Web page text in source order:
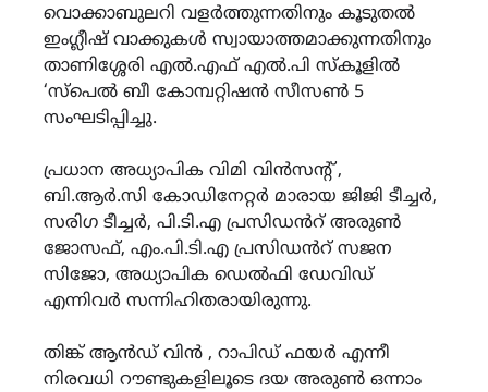
വൊക്കാബുലറി വളർത്തുന്നതിനും കൂടുതൽ
ഇംഗ്ലീഷ് വാക്കുകൾ സ്വായാത്തമാക്കുന്നതിനും
താണിശ്ശേരി എൽ.എഫ് എൽ.പി സ്കൂളിൽ
‘സ്പെൽ ബീ കോമ്പറ്റിഷൻ സീസൺ 5
സംഘടിപ്പിച്ചു.
പ്രധാന അധ്യാപിക വിമി വിൻസൻ്റ് ,
ബി.ആർ.സി കോഡിനേറ്റർ മാരായ ജിജി ടീച്ചർ,
സരിഗ ടീച്ചർ, പി.ടി.എ പ്രസിഡൻറ് അരുൺ
ജോസഫ്, എം.പി.ടി.എ പ്രസിഡൻറ് സജന
സിജോ, അധ്യാപിക ഡെൽഫി ഡേവിഡ്
എന്നിവർ സന്നിഹിതരായിരുന്നു.
തിങ്ക് ആൻഡ് വിൻ , റാപിഡ് ഫയർ എന്നീ
നിരവധി റൗണ്ടുകളിലൂടെ ദയ അരുൺ ഒന്നാം